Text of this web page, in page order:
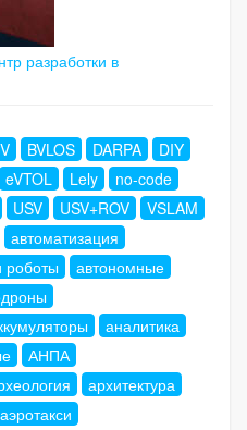
разработки в
BVLOS DARPA
DIY
eVTOL Lely
no-code
USV USV+ROV
VSLAM
автоматизация
роботы
автономные
аналитика
АНПА
архитектура
аэротакси